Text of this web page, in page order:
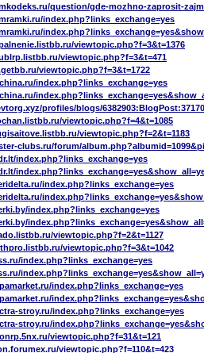
question/gde-mozhno-zaprosit-
index.php?links_exchange=yes
viewtopic.php?f=3&t=1376
viewtopic.php?f=3&t=471
viewtopic.php?f=3&t=1722
index.php?links_exchange=yes
profiles/blogs/
viewtopic.php?f=4&t=1085
viewtopic.php?f=2&t=1183
clubs.ru/forum/
index.php?links_exchange=yes
index.php?links_exchange=yes
index.php?links_exchange=yes
viewtopic.php?f=2&t=1127
viewtopic.php?f=3&t=1042
index.php?links_exchange=yes
index.php?links_exchange=yes
stroy.ru/index.php?links_exchange=yes
stroy.ru/
viewtopic.php?f=31&t=121
viewtopic.php?f=110&t=423